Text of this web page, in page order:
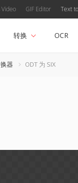
Video GIF Editor Text
转换 OCR
器 ODT 为 SIX